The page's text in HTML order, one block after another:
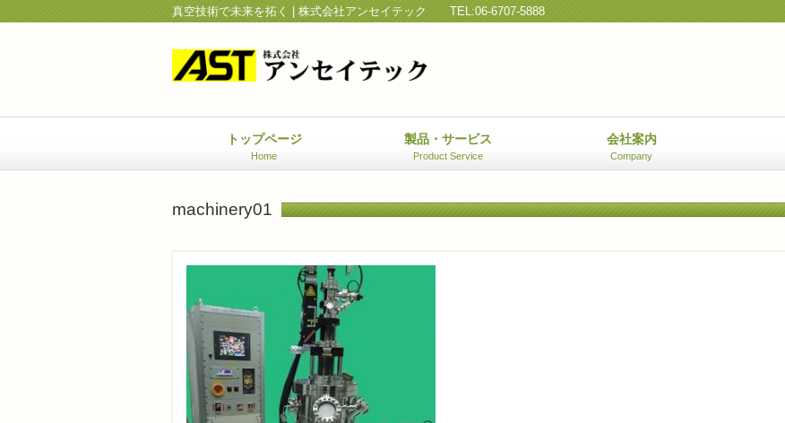
真空技術で未来を拓く | 株式会社アンセイテック TEL:06-6707-5888
トップページ
Home
製品・サービス
Product Service
会社案内
Company
machinery01